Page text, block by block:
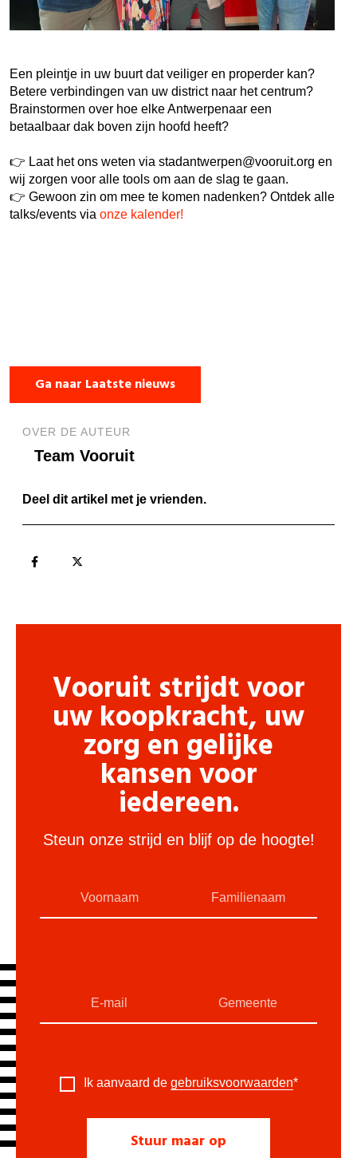
Een pleintje in uw buurt dat veiliger en properder kan?
Betere verbindingen van uw district naar het centrum?
Brainstormen over hoe elke Antwerpenaar een
betaalbaar dak boven zijn hoofd heeft?
👉 Laat het ons weten via stadantwerpen@vooruit.org en
wij zorgen voor alle tools om aan de slag te gaan.
👉 Gewoon zin om mee te komen nadenken? Ontdek alle
talks/events via onze kalender!
Ga naar Laatste nieuws
OVER DE AUTEUR
Team Vooruit
Deel dit artikel met je vrienden.
Vooruit strijdt voor
uw koopkracht, uw
zorg en gelijke
kansen voor
iedereen.
Steun onze strijd en blijf op de hoogte!
Ik aanvaard de gebruiksvoorwaarden*